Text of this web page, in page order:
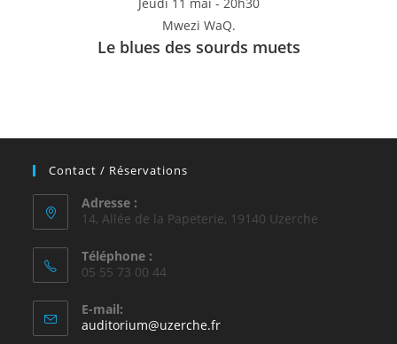
Jeudi 11 mai - 20h30
Mwezi WaQ.
Le blues des sourds muets
Contact / Réservations
Adresse :
14, Allée de la Papeterie, 19140 Uzerche
Téléphone :
05 55 73 00 44
E-mail:
auditorium@uzerche.frS’ouvre